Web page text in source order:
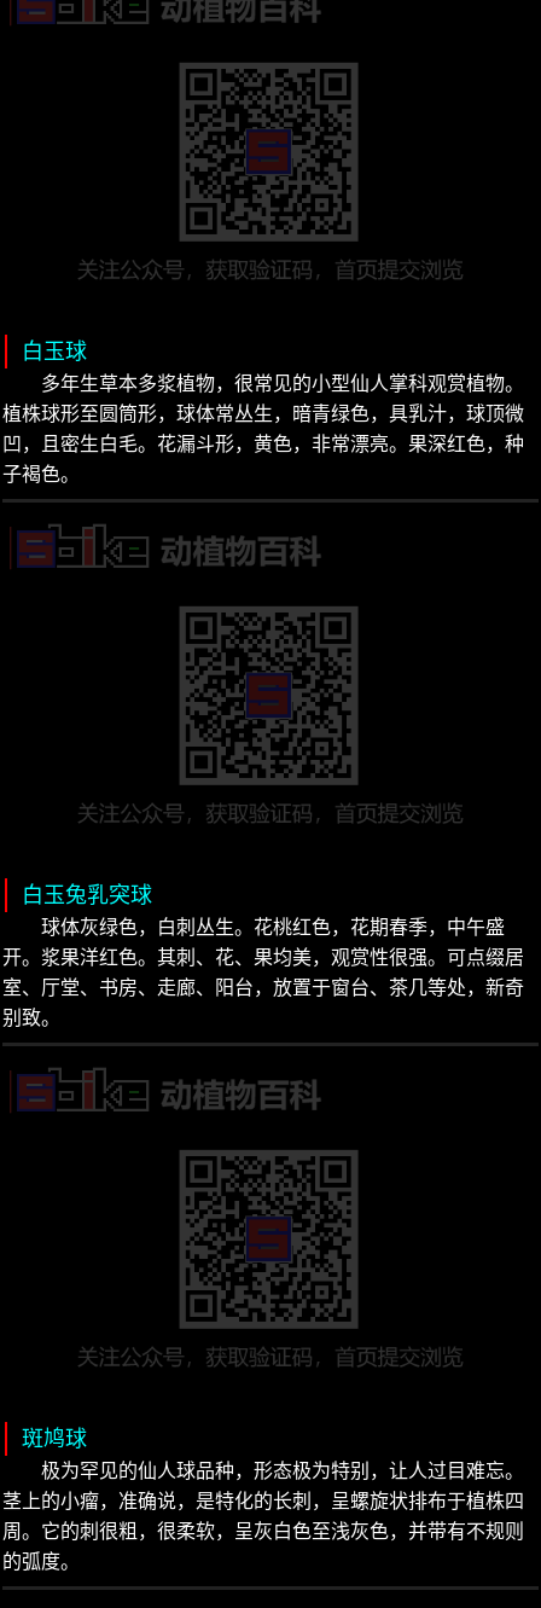
白玉球
多年生草本多浆植物，很常见的小型仙人掌科观赏植物。
植株球形至圆筒形，球体常丛生，暗青绿色，具乳汁，球顶微
凹，且密生白毛。花漏斗形，黄色，非常漂亮。果深红色，种
子褐色。
白玉兔乳突球
球体灰绿色，白刺丛生。花桃红色，花期春季，中午盛
开。浆果洋红色。其刺、花、果均美，观赏性很强。可点缀居
室、厅堂、书房、走廊、阳台，放置于窗台、茶几等处，新奇
别致。
斑鸠球
极为罕见的仙人球品种，形态极为特别，让人过目难忘。
茎上的小瘤，准确说，是特化的长刺，呈螺旋状排布于植株四
周。它的刺很粗，很柔软，呈灰白色至浅灰色，并带有不规则
的弧度。